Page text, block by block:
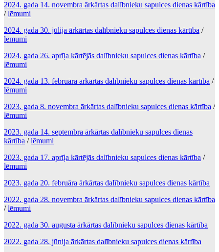
2024. gada 14. novembra ārkārtas dalībnieku sapulces dienas kārtība
/lēmumi
2024. gada 30. jūlija ārkārtas dalībnieku sapulces dienas kārtība /
lēmumi
2024. gada 26. aprīļa kārtējās dalībnieku sapulces dienas kārtība /
lēmumi
2024. gada 13. februāra ārkārtas dalībnieku sapulces dienas kārtība /
lēmumi
2023. gada 8. novembra ārkārtas dalībnieku sapulces dienas kārtība /
lēmumi
2023. gada 14. septembra ārkārtas dalībnieku sapulces dienas
kārtība /lēmumi
2023. gada 17. aprīļa kārtējās dalībnieku sapulces dienas kārtība /
lēmumi
2023. gada 20. februāra ārkārtas dalībnieku sapulces dienas kārtība
2022. gada 28. novembra ārkārtas dalībnieku sapulces dienas kārtība
/lēmumi
2022. gada 30. augusta ārkārtas dalībnieku sapulces dienas kārtība
2022. gada 28. jūnija ārkārtas dalībnieku sapulces dienas kārtība